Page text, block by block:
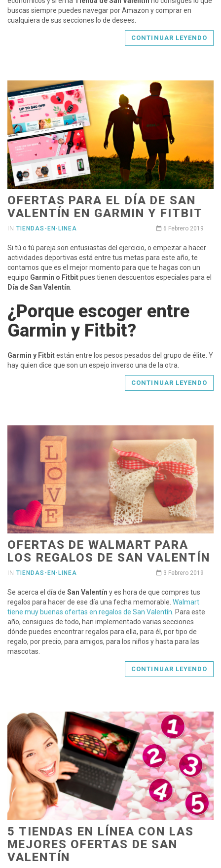
buscas siempre puedes navegar por Amazon y comprar en
cualquiera de sus secciones lo de desees.
CONTINUAR LEYENDO
OFERTAS PARA EL DÍA DE SAN
VALENTÍN EN GARMIN Y FITBIT
IN TIENDAS-EN-LINEA 6 Febrero 2019
Si tú o tú pareja son entusiastas del ejercicio, o empezar a hacer
actividades deportivas está entre tus metas para este año, te
contamos que es el mejor momento para que te hagas con un
equipo Garmin o Fitbitpues tienen descuentos especiales para el
Día de San Valentín
¿Porque escoger entre
Garmin y Fitbit?
Garmin y Fitbitestán entre los pesos pesados del grupo de élite. Y
hay quien dice que son un espejo inverso una de la otra.
CONTINUAR LEYENDO
OFERTAS DE WALMART PARA
LOS REGALOS DE SAN VALENTÍN
IN TIENDAS-EN-LINEA 3 Febrero 2019
Se acerca el día de San Valentín y es hora de que compres tus
regalos para hacer de ese día una fecha memorable. Walmart
tiene muy buenas ofertas en regalos de San Valentín. Para este
año, consigues de todo, han implementado varias secciones
dónde puedes encontrar regalos para ella, para él, por tipo de
regalo, por precio, para amigos, para los niños y hasta para las
mascotas.
CONTINUAR LEYENDO
5 TIENDAS EN LÍNEA CON LAS
MEJORES OFERTAS DE SAN
VALENTÍN